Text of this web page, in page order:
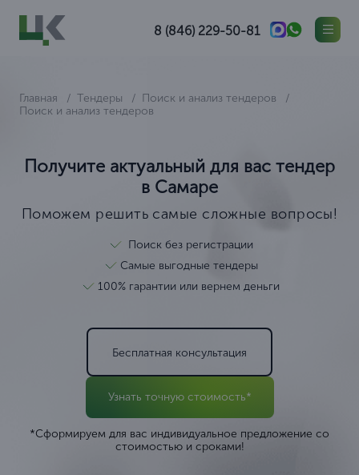
8 (846) 229-50-81
Главная Тендеры
Поиск и анализ тендеров
Поиск и анализ тендеров
Получите актуальный для вас тендер
в Самаре
Поможем решить самые сложные вопросы!
Поиск без регистрации
Самые выгодные тендеры
100% гарантии или вернем деньги
Бесплатная консультация
Узнать точную стоимость*
*Сформируем для вас индивидуальное предложение со
стоимостью и сроками!